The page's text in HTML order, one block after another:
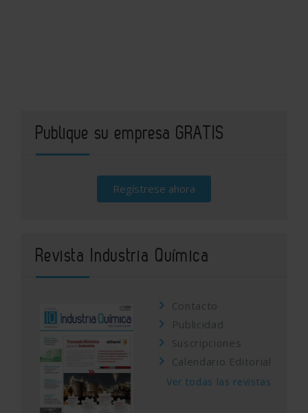
Publique su empresa GRATIS
Regístrese ahora
Revista Industria Química
Contacto
Publicidad
Suscripciones
Calendario Editorial
Ver todas las revistas